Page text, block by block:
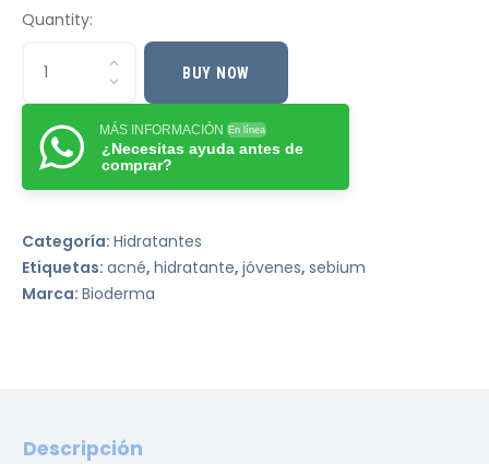
Quantity:
BUY NOW
MÁS INFORMACIÓN En línea
¿Necesitas ayuda antes de
comprar?
Categoría: Hidratantes
Etiquetas: acné, hidratante, jóvenes, sebium
Marca: Bioderma
Descripción